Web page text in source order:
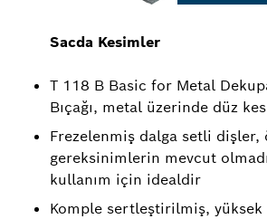
Sacda Kesimler
T 118 B Basic for Metal
Bıçağı, metal üzerinde düz
Frezelenmiş dalga setli dişler,
gereksinimlerin mevcut
kullanım için idealdir
Komple sertleştirilmiş,